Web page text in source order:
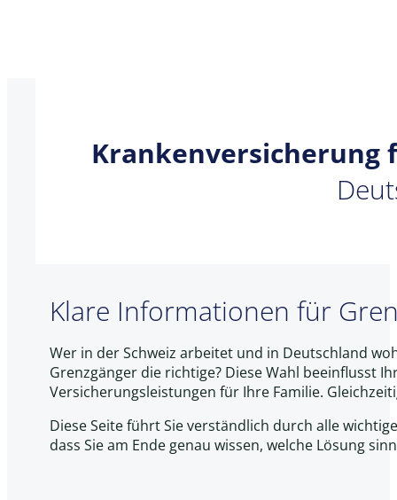
Krankenversicherung
Klare Informationen für
Wer in der Schweiz arbeitet und in Deutschland
Grenzgänger die richtige? Diese Wahl beeinflusst
Versicherungsleistungen für Ihre Familie.
Diese Seite führt Sie verständlich durch alle
dass Sie am Ende genau wissen, welche Lösung